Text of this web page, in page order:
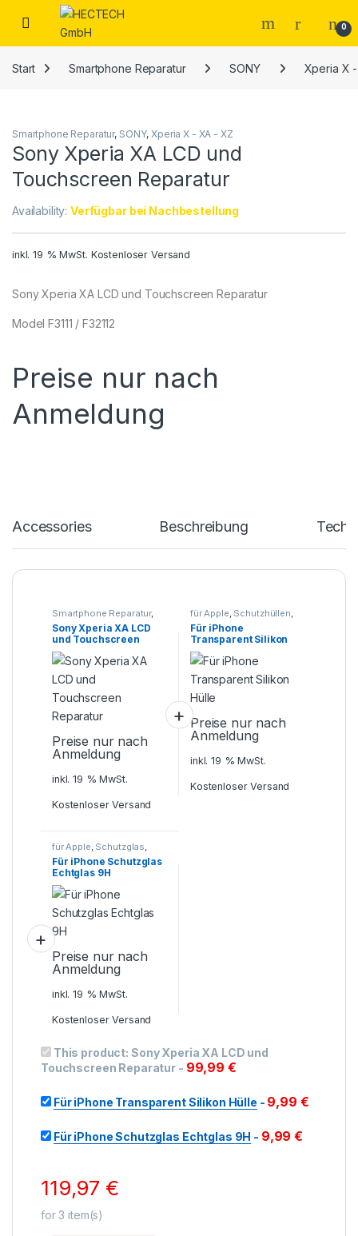
Open 0
Start Smartphone Reparatur SONY Xperia X
Smartphone Reparatur, SONY,Xperia X - XA - XZ
Sony Xperia XA LCD und
Touchscreen Reparatur
Availability:Verfügbar bei Nachbestellung
inkl. 19 % MwSt. Kostenloser Versand
Sony Xperia XA LCD und Touchscreen Reparatur
Model F3111 / F32112
Preise nur nach
Anmeldung
Accessories Beschreibung
Smartphone Reparatur,
SONY ,Xperia X - XA - XZ
Sony Xperia XA LCD
und Touchscreen
Reparatur
Preise nur nach
Anmeldung
inkl. 19 % MwSt.
Kostenloser Versand
für Apple, Schutzhüllen,
Smartphone Zubehör
Für iPhone
Transparent Silikon
Hülle
Preise nur nach
Anmeldung
inkl. 19 % MwSt.
Kostenloser Versand
für Apple, Schutzglas,
Smartphone Zubehör
Für iPhone Schutzglas
Echtglas 9H
Preise nur nach
Anmeldung
inkl. 19 % MwSt.
Kostenloser Versand
This product: Sony Xperia XA LCD und
Touchscreen Reparatur - 99,99 €
Für iPhone Transparent Silikon Hülle - 9,99 €
Für iPhone Schutzglas Echtglas 9H - 9,99€
119,97€
for3 item(s)